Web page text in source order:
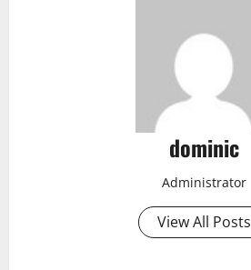
dominic
Administrator
View All Posts